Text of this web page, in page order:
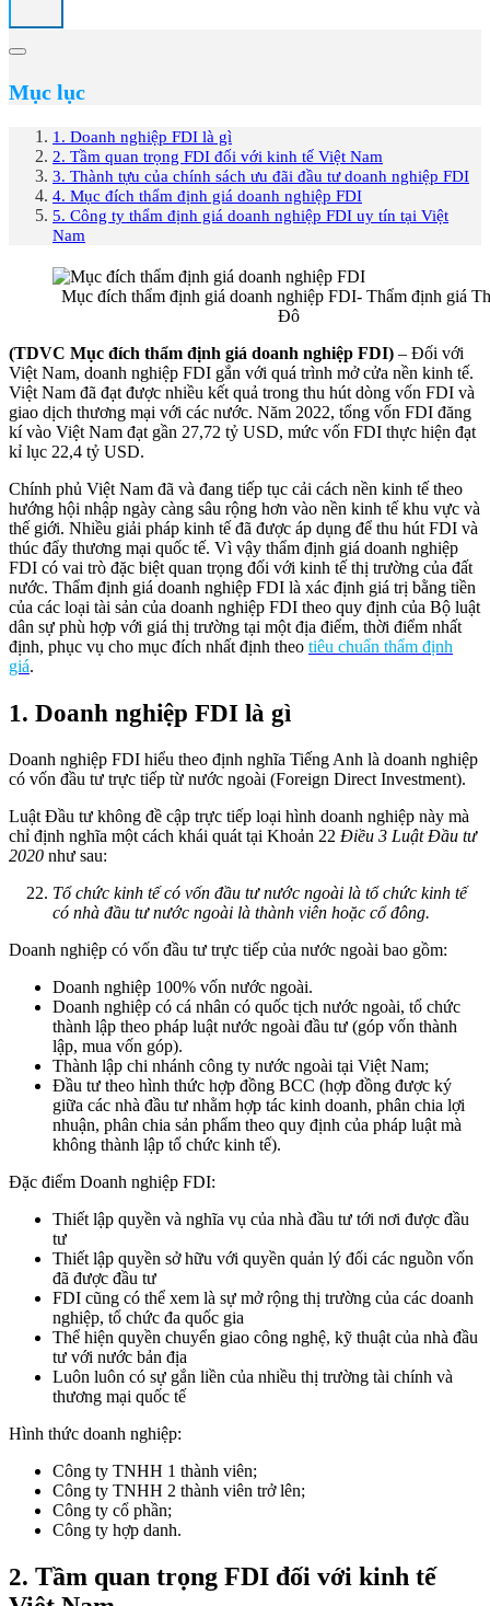
Mục lục
1. Doanh nghiệp FDI là gì
2. Tầm quan trọng FDI đối với kinh tế Việt Nam
3. Thành tựu của chính sách ưu đãi đầu tư doanh nghiệp FDI
4. Mục đích thẩm định giá doanh nghiệp FDI
5. Công ty thẩm định giá doanh nghiệp FDI uy tín tại Việt
Nam
Mục đích thẩm định giá doanh nghiệp FDI- Thẩm định giá
Đô
(TDVC Mục đích thẩm định giá doanh nghiệp FDI) – Đối với
Việt Nam, doanh nghiệp FDI gắn với quá trình mở cửa nền kinh tế.
Việt Nam đã đạt được nhiều kết quả trong thu hút dòng vốn FDI và
giao dịch thương mại với các nước. Năm 2022, tổng vốn FDI đăng
kí vào Việt Nam đạt gần 27,72 tỷ USD, mức vốn FDI thực hiện đạt
kỉ lục 22,4 tỷ USD.
Chính phủ Việt Nam đã và đang tiếp tục cải cách nền kinh tế theo
hướng hội nhập ngày càng sâu rộng hơn vào nền kinh tế khu vực và
thế giới. Nhiều giải pháp kinh tế đã được áp dụng để thu hút FDI và
thúc đẩy thương mại quốc tế. Vì vậy thẩm định giá doanh nghiệp
FDI có vai trò đặc biệt quan trọng đối với kinh tế thị trường của đất
nước. Thẩm định giá doanh nghiệp FDI là xác định giá trị bằng tiền
của các loại tài sản của doanh nghiệp FDI theo quy định của Bộ luật
dân sự phù hợp với giá thị trường tại một địa điểm, thời điểm nhất
định, phục vụ cho mục đích nhất định theo tiêu chuẩn thẩm định
giá.
1. Doanh nghiệp FDI là gì
Doanh nghiệp FDI hiểu theo định nghĩa Tiếng Anh là doanh nghiệp
có vốn đầu tư trực tiếp từ nước ngoài (Foreign Direct Investment).
Luật Đầu tư không đề cập trực tiếp loại hình doanh nghiệp này mà
chỉ định nghĩa một cách khái quát tại Khoản 22 Điều 3 Luật Đầu tư
2020 như sau:
Tổ chức kinh tế có vốn đầu tư nước ngoài là tổ chức kinh tế
có nhà đầu tư nước ngoài là thành viên hoặc cổ đông.
Doanh nghiệp có vốn đầu tư trực tiếp của nước ngoài bao gồm:
Doanh nghiệp 100% vốn nước ngoài.
Doanh nghiệp có cá nhân có quốc tịch nước ngoài, tổ chức
thành lập theo pháp luật nước ngoài đầu tư (góp vốn thành
lập, mua vốn góp).
Thành lập chi nhánh công ty nước ngoài tại Việt Nam;
Đầu tư theo hình thức hợp đồng BCC (hợp đồng được ký
giữa các nhà đầu tư nhằm hợp tác kinh doanh, phân chia lợi
nhuận, phân chia sản phẩm theo quy định của pháp luật mà
không thành lập tổ chức kinh tế).
Đặc điểm Doanh nghiệp FDI:
Thiết lập quyền và nghĩa vụ của nhà đầu tư tới nơi được đầu
tư
Thiết lập quyền sở hữu với quyền quản lý đối các nguồn vốn
đã được đầu tư
FDI cũng có thể xem là sự mở rộng thị trường của các doanh
nghiệp, tổ chức đa quốc gia
Thể hiện quyền chuyển giao công nghệ, kỹ thuật của nhà đầu
tư với nước bản địa
Luôn luôn có sự gắn liền của nhiều thị trường tài chính và
thương mại quốc tế
Hình thức doanh nghiệp:
Công ty TNHH 1 thành viên;
Công ty TNHH 2 thành viên trở lên;
Công ty cổ phần;
Công ty hợp danh.
2. Tầm quan trọng FDI đối với kinh tế